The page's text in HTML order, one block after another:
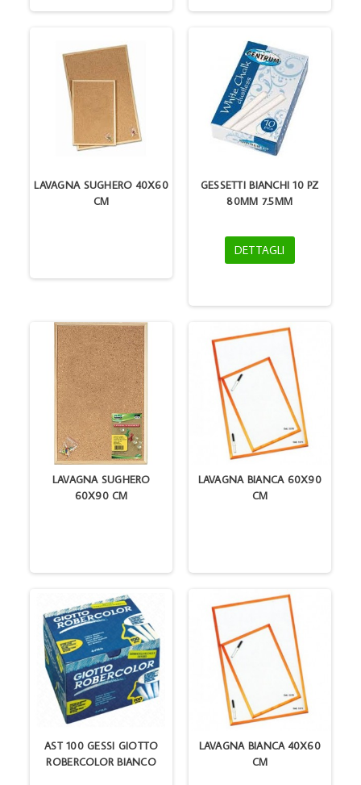
LAVAGNA SUGHERO 40X60
CM
GESSETTI BIANCHI 10 PZ
80MM 7.5MM
DETTAGLI
LAVAGNA SUGHERO
60X90 CM
LAVAGNA BIANCA 60X90
CM
AST 100 GESSI GIOTTO
ROBERCOLOR BIANCO
LAVAGNA BIANCA 40X60
CM